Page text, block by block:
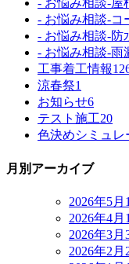
- お悩み相談-屋
- お悩み相談-コ
- お悩み相談-防
- お悩み相談-雨
工事着工情報
涼春祭1
お知らせ6
テスト施工20
色決めシミュレ
月別アーカイブ
2026年5月
2026年4月
2026年3月
2026年2月